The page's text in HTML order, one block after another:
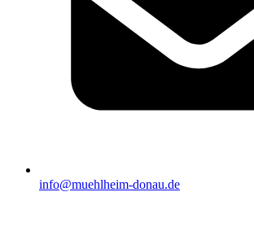
info@muehlheim-donau.de